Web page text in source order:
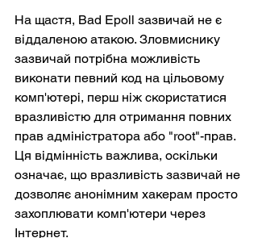
На щастя, Bad Epoll зазвичай не є
віддаленою атакою. Зловмиснику
зазвичай потрібна можливість
виконати певний код на цільовому
комп'ютері, перш ніж скористатися
вразливістю для отримання повних
прав адміністратора або "root"-прав.
Ця відмінність важлива, оскільки
означає, що вразливість зазвичай не
дозволяє анонімним хакерам просто
захоплювати комп'ютери через
Інтернет.